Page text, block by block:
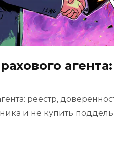
реестр,
и не купить